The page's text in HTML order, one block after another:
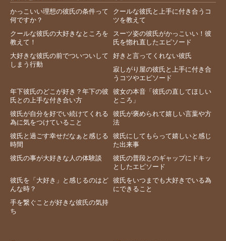
かっこいい理想の彼氏の条件って
何ですか？
クールな彼氏と上手に付き合うコ
ツを教えて
クールな彼氏の大好きなところを
教えて！
スーツ姿の彼氏がかっこいい！彼
氏を惚れ直したエピソード
大好きな彼氏の前でついついして
しまう行動
好きと言ってくれない彼氏
寂しがり屋の彼氏と上手に付き合
うコツやエピソード
年下彼氏のどこが好き？年下の彼
氏との上手な付き合い方
彼女の本音「彼氏の直してほしい
ところ」
彼氏が自分を好でい続けてくれる
為に気をつけていること
彼氏が褒められて嬉しい言葉や方
法
彼氏と過ごす幸せだなぁと感じる
時間
彼氏にしてもらって嬉しいと感じ
た出来事
彼氏の事が大好きな人の体験談
彼氏の普段とのギャップにドキッ
としたエピソード
彼氏を「大好き」と感じるのはど
んな時？
彼氏をいつまでも大好きでいる為
にできること
手を繋ぐことが好きな彼氏の気持
ち